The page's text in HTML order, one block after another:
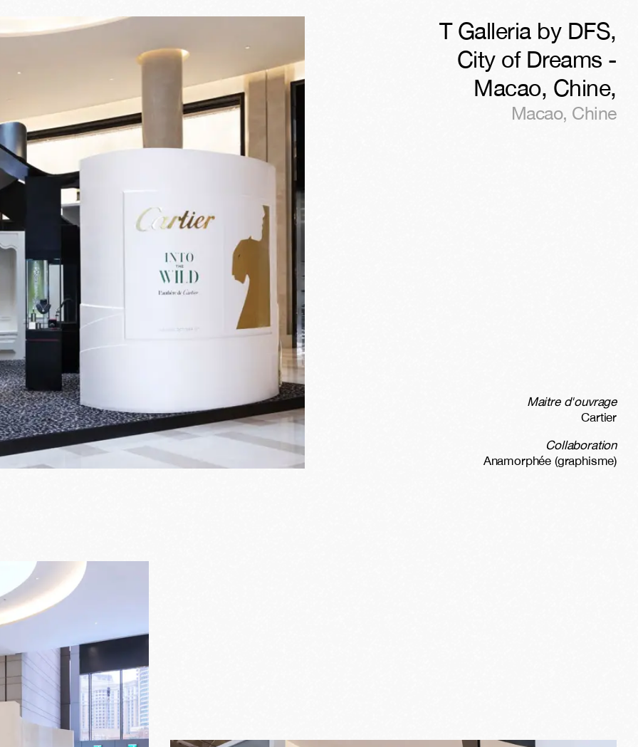
T Galleria by DFS,
City of Dreams -
Macao, Chine,
Macao, Chine
Maitre d'ouvrage
Cartier
Collaboration
Anamorphée (graphisme)